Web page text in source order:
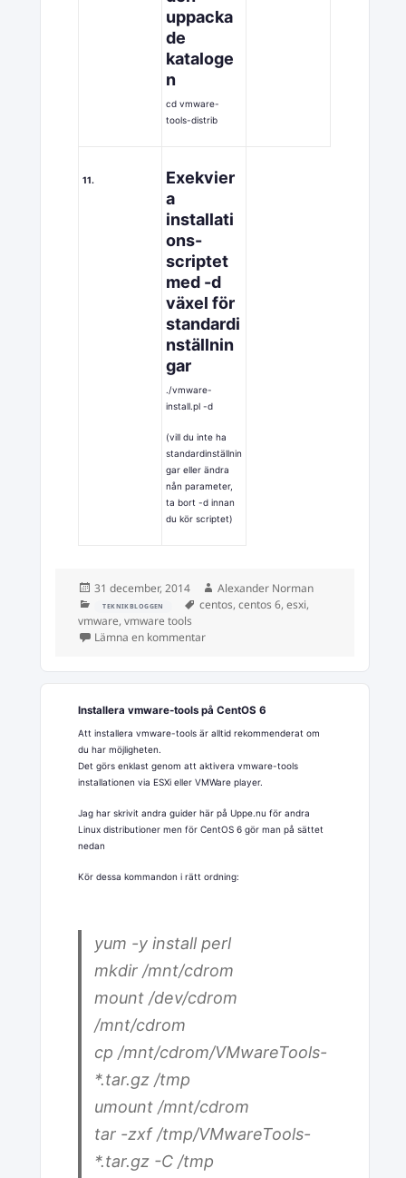
uppacka
de
kataloge
n
cd vmware-
tools-distrib
11.
Exekvier
a
installati
ons-
scriptet
med -d
växel för
standardi
nställnin
gar
./vmware-
install.pl -d
(vill du inte ha
standardinställnin
gar eller ändra
nån parameter,
ta bort -d innan
du kör scriptet)
Postat
31 december, 2014 Författare
Alexander Norman
Kategorier
TEKNIKBLOGGEN Taggar
centos, centos 6, esxi,
vmware,vmware tools
Lämna en kommentartill VMware tools på Cent-OS 6
Installera vmware-tools på CentOS 6
Att installera vmware-tools är alltid rekommenderat om
du har möjligheten.
Det görs enklast genom att aktivera vmware-tools
installationen via ESXi eller VMWare player.
Jag har skrivit andra guider här på Uppe.nu för andra
Linux distributioner men för CentOS 6 gör man på sättet
nedan
Kör dessa kommandon i rätt ordning:
yum -y install perl
mkdir /mnt/cdrom
mount /dev/cdrom
/mnt/cdrom
cp /mnt/cdrom/VMwareTools-
*.tar.gz /tmp
umount /mnt/cdrom
tar -zxf /tmp/VMwareTools-
*.tar.gz -C /tmp